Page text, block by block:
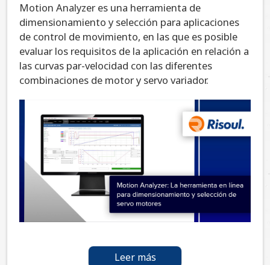
Motion Analyzer es una herramienta de
dimensionamiento y selección para aplicaciones
de control de movimiento, en las que es posible
evaluar los requisitos de la aplicación en relación a
las curvas par-velocidad con las diferentes
combinaciones de motor y servo variador.
Leer más